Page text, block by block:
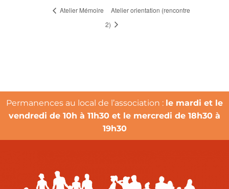
Atelier Mémoire
Atelier orientation (rencontre
2)
Permanences au local de l’association : le mardi et le
vendredi de 10h à 11h30 et le mercredi de 18h30 à
19h30